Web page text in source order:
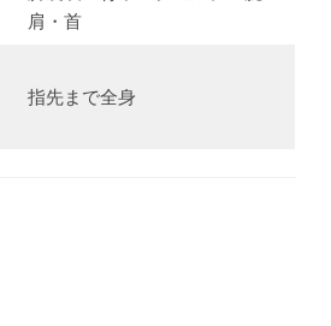
肩・首
指先まで全身